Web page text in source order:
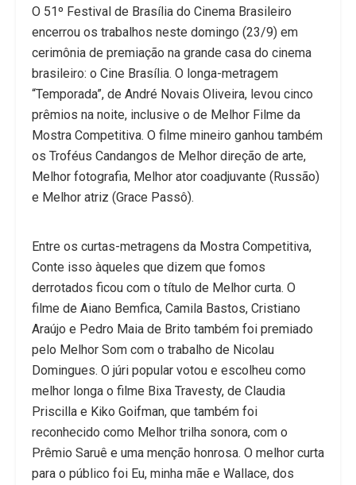
O 51º Festival de Brasília do Cinema Brasileiro
encerrou os trabalhos neste domingo (23/9) em
cerimônia de premiação na grande casa do cinema
brasileiro: o Cine Brasília. O longa-metragem
“Temporada”, de André Novais Oliveira, levou cinco
prêmios na noite, inclusive o de Melhor Filme da
Mostra Competitiva. O filme mineiro ganhou também
os Troféus Candangos de Melhor direção de arte,
Melhor fotografia, Melhor ator coadjuvante (Russão)
e Melhor atriz (Grace Passô).
Entre os curtas-metragens da Mostra Competitiva,
Conte isso àqueles que dizem que fomos
derrotados ficou com o título de Melhor curta. O
filme de Aiano Bemfica, Camila Bastos, Cristiano
Araújo e Pedro Maia de Brito também foi premiado
pelo Melhor Som com o trabalho de Nicolau
Domingues. O júri popular votou e escolheu como
melhor longa o filme Bixa Travesty, de Claudia
Priscilla e Kiko Goifman, que também foi
reconhecido como Melhor trilha sonora, com o
Prêmio Saruê e uma menção honrosa. O melhor curta
para o público foi Eu, minha mãe e Wallace, dos